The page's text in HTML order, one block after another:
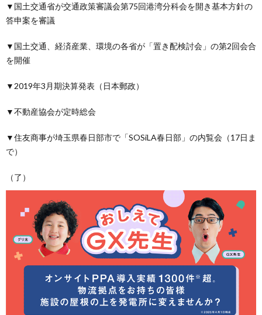
▼国土交通省が交通政策審議会第75回港湾分科会を開き基本方針の
答申案を審議
▼国土交通、経済産業、環境の各省が「置き配検討会」の第2回会合
を開催
▼2019年3月期決算発表（日本郵政）
▼不動産協会が定時総会
▼住友商事が埼玉県春日部市で「SOSiLA春日部」の内覧会（17日ま
で）
（了）